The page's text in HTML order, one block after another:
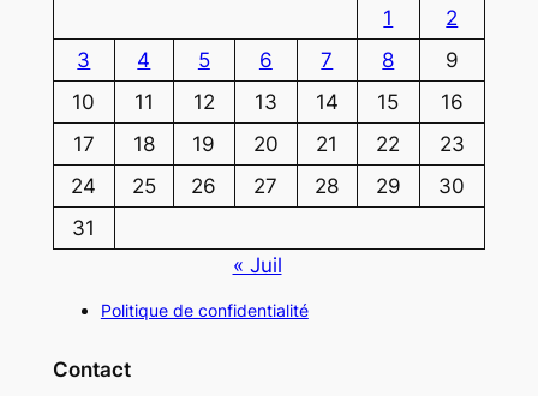
1
2
3
4 5 6 7 8
9
10
11 12 13 14 15
16
17
18 19 20 21 22
23
24
25 26 27 28 29
30
31
« Juil
Politique de confidentialité
Contact